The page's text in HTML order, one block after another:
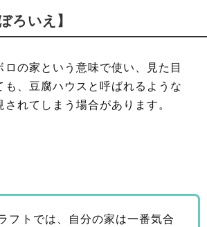
ろいえ】
ロの家という意味で使い、見た目
も、豆腐ハウスと呼ばれるような
れてしまう場合があります。
フトでは、自分の家は一番気合